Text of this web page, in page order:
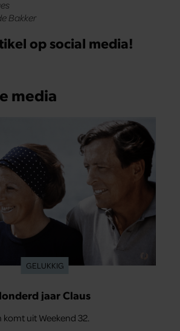
Bakker
op social media!
media
GELUKKIG
jaar Claus
uit Weekend 32.